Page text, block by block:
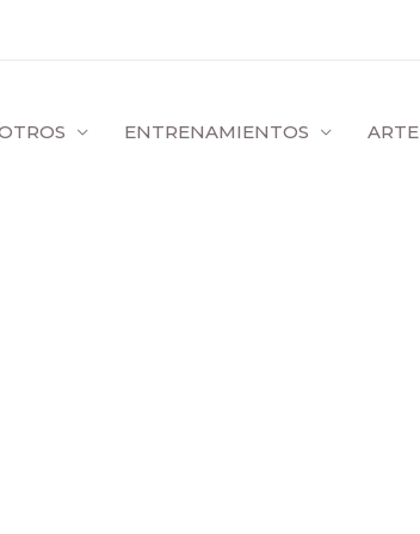
ENTRENAMIENTOS ARTE